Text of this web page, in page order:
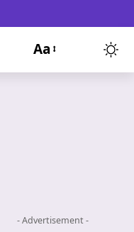
Aa
- Advertisement -